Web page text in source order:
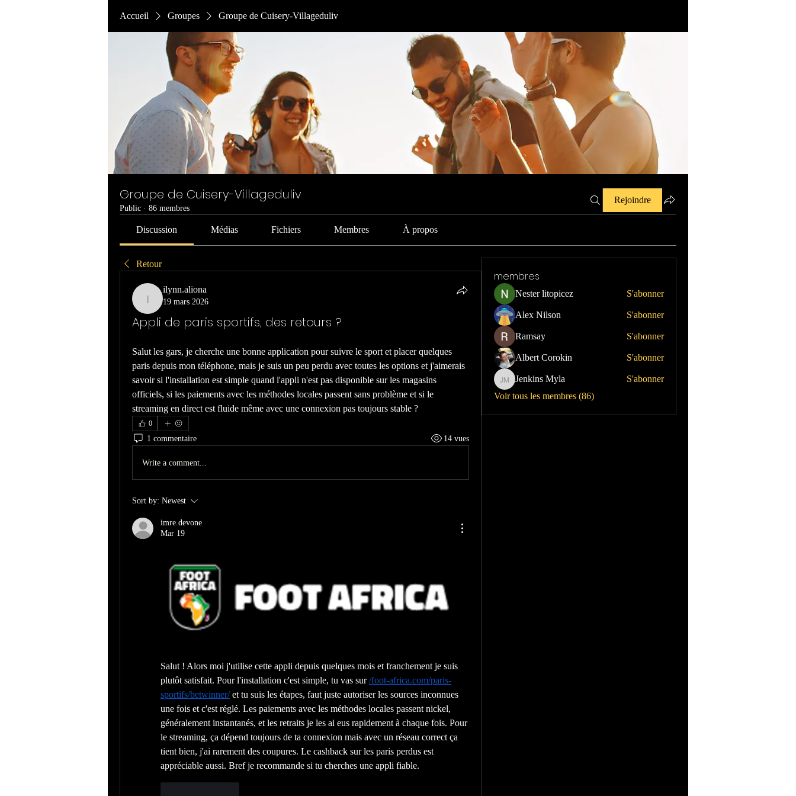
Accueil Groupes Groupe de Cuisery-Villageduliv
Groupe de Cuisery-Villageduliv
Public · 86 membres
Rejoindre
Discussion Médias Fichiers Membres À propos
Retour
ilynn.aliona
ilynn.aliona
19 mars 2026
Appli de paris sportifs, des retours ?
Salut les gars, je cherche une bonne application pour suivre le sport et placer quelques
paris depuis mon téléphone, mais je suis un peu perdu avec toutes les options et j'aimerais
savoir si l'installation est simple quand l'appli n'est pas disponible sur les magasins
officiels, si les paiements avec les méthodes locales passent sans problème et si le
streaming en direct est fluide même avec une connexion pas toujours stable ?
0
1 commentaire 14 vues
Write a comment...
Sort by: Newest
imre.devone
Mar 19
Salut ! Alors moi j'utilise cette appli depuis quelques mois et franchement je suis
plutôt satisfait. Pour l'installation c'est simple, tu vas sur /foot-africa.com/paris-
sportifs/betwinner/ et tu suis les étapes, faut juste autoriser les sources inconnues
une fois et c'est réglé. Les paiements avec les méthodes locales passent nickel,
généralement instantanés, et les retraits je les ai eus rapidement à chaque fois. Pour
le streaming, ça dépend toujours de ta connexion mais avec un réseau correct ça
tient bien, j'ai rarement des coupures. Le cashback sur les paris perdus est
appréciable aussi. Bref je recommande si tu cherches une appli fiable.
membres
Nester litopicez S'abonner
Alex Nilson S'abonner
Ramsay S'abonner
Albert Corokin S'abonner
Jenkins Myla
Jenkins Myla
S'abonner
Voir tous les membres (86)